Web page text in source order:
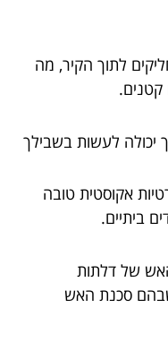
לתוך הקיר, מה
קטנים.
יכולה לעשות בשבילך
אקוסטית טובה
ביתיים.
של דלתות
סכנת האש